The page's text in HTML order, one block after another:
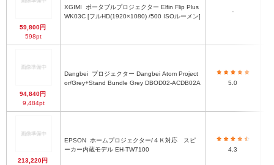
59,800円
598pt
XGIMI
WK03C [フルHD(1920×1080) /500 ISOルーメン]
-
94,840円
9,484pt
Dangbei
or/Grey+Stand Bundle Grey DBOD02-ACDB02A
5.0
213,220円
EPSON
ーカー内蔵モデル EH-TW7100
4.3